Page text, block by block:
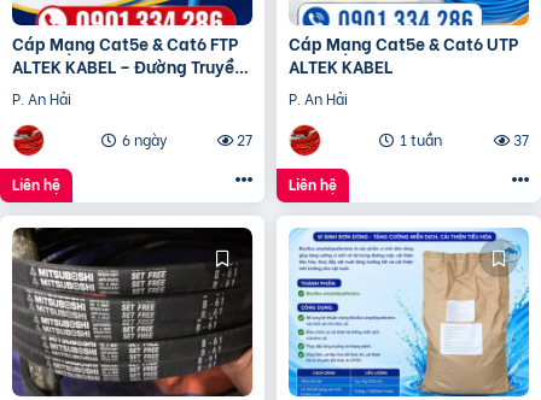
Cáp Mạng Cat5e & Cat6 FTP
ALTEK KABEL – Đường Truyền
Ổn Định, Chống Nhiễu Hiệu
Quả
P. An Hải
6 ngày
27
Liên hệ
Cáp Mạng Cat5e & Cat6 UTP
ALTEK KABEL
P. An Hải
1 tuần
37
Liên hệ